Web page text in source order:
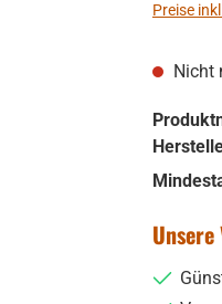
Preise
Nicht